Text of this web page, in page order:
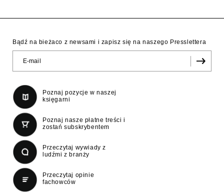
Bądź na bieżaco z newsami i zapisz się na naszego Presslettera
Poznaj pozycje w naszej
księgarni
Poznaj nasze płatne treści i
zostań subskrybentem
Przeczytaj wywiady z
ludźmi z branży
Przeczytaj opinie
fachowców